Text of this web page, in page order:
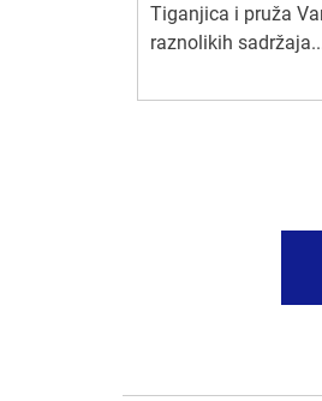
Tiganjica i pruža
raznolikih